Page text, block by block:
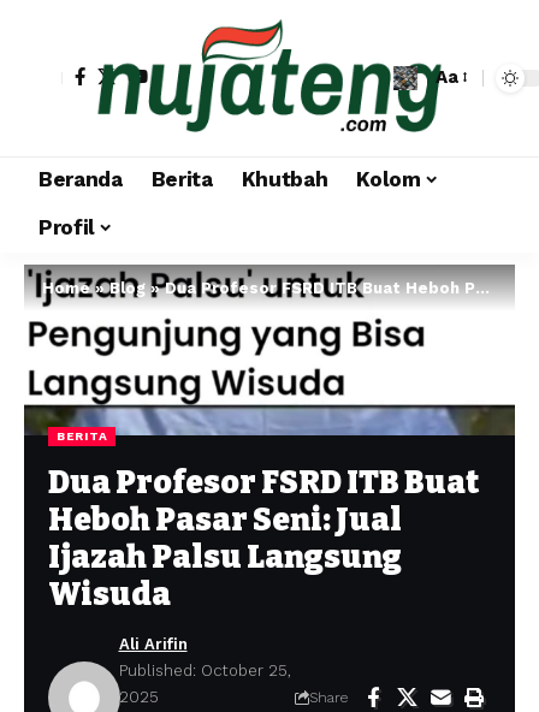
Aa
Beranda Berita Khutbah
Kolom
Profil
Home»Blog»Dua Profesor FSRD ITB Buat Heboh Pasar Seni: Jual Ijazah Palsu Langsung Wisuda
BERITA
Dua Profesor FSRD ITB Buat
Heboh Pasar Seni: Jual
Ijazah Palsu Langsung
Wisuda
Ali Arifin
Published: October 25,
2025
Share